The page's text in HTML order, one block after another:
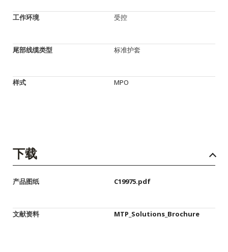
工作环境 受控
尾部线缆类型 标准护套
样式 MPO
下载
产品图纸 C19975.pdf
文献资料 MTP_Solutions_Brochure